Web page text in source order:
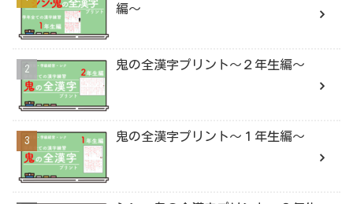
編〜
鬼の全漢字プリント〜２年生編〜
鬼の全漢字プリント〜１年生編〜